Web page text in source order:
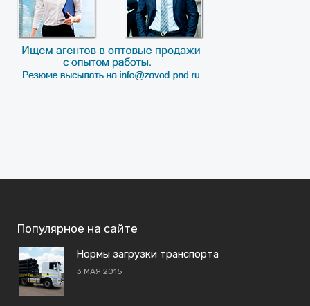
Популярное на сайте
Нормы загрузки транспорта
3 МАЯ 2015